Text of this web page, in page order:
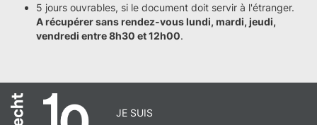
5 jours ouvrables, si le document doit servir à l'étranger.
A récupérer sans rendez-vous lundi, mardi, jeudi,
vendredi entre 8h30 et 12h00.
JE SUIS